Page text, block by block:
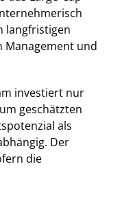
langfristigen
Management und
investiert nur
geschätzten
als
Der
die